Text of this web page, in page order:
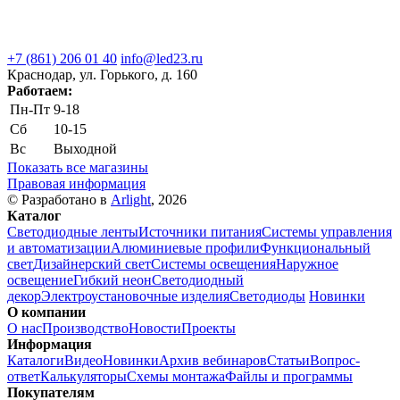
+7 (861) 206 01 40 info@led23.ru
Краснодар, ул. Горького, д. 160
Работаем:
Пн-Пт 9-18
Сб
10-15
Вс
Выходной
Показать все магазины
Правовая информация
© Разработано в Arlight, 2026
Каталог
Светодиодные лентыИсточники питанияСистемы управления
и автоматизацииАлюминиевые профилиФункциональный
светДизайнерский светСистемы освещенияНаружное
освещениеГибкий неонСветодиодный
декорЭлектроустановочные изделияСветодиоды Новинки
О компании
О насПроизводствоНовостиПроекты
Информация
КаталогиВидеоНовинкиАрхив вебинаровСтатьиВопрос-
ответКалькуляторыСхемы монтажаФайлы и программы
Покупателям